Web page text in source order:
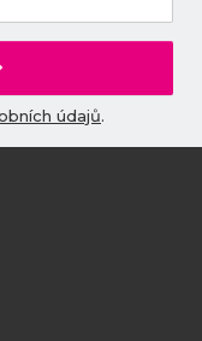
údajů.